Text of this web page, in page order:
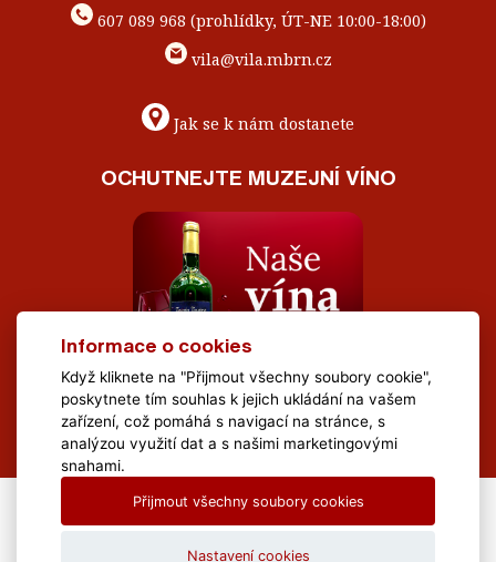
607 089 968 (prohlídky, ÚT-NE 10:00-18:00)
vila@vila.mbrn.cz
Jak se k nám dostanete
OCHUTNEJTE MUZEJNÍ VÍNO
All Rights Reserved Muzeum Brněnska © 2020, Webdesign by
Informace o cookies
Když kliknete na "Přijmout všechny soubory cookie",
poskytnete tím souhlas k jejich ukládání na vašem
zařízení, což pomáhá s navigací na stránce, s
analýzou využití dat a s našimi marketingovými
snahami.
Přijmout všechny soubory cookies
Nastavení cookies